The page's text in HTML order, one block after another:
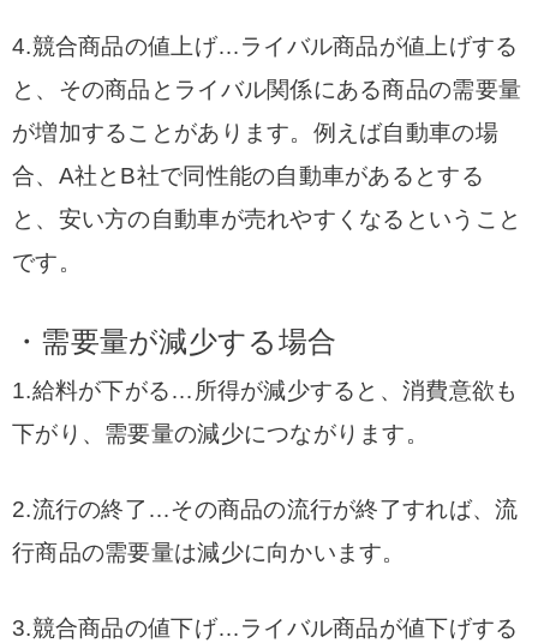
4.競合商品の値上げ…ライバル商品が値上げする
と、その商品とライバル関係にある商品の需要量
が増加することがあります。例えば自動車の場
合、A社とB社で同性能の自動車があるとする
と、安い方の自動車が売れやすくなるということ
です。
・需要量が減少する場合
1.給料が下がる…所得が減少すると、消費意欲も
下がり、需要量の減少につながります。
2.流行の終了…その商品の流行が終了すれば、流
行商品の需要量は減少に向かいます。
3.競合商品の値下げ…ライバル商品が値下げする